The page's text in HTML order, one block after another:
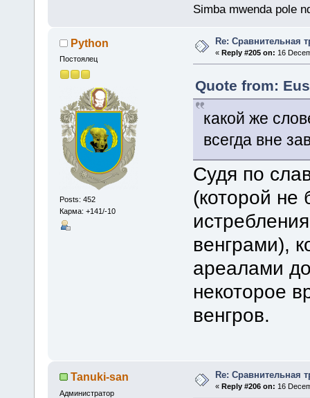
Simba mwenda pole
Python
Постоялец
Posts: 452
Карма: +141/-10
Re: Сравнительная
«Reply #205 on: 16
Quote from:
какой же
всегда вне
Судя по
(которой не
венграми),
ареалами
некоторое
венгров.
Tanuki-san
Администратор
Re: Сравнительная
«Reply #206 on: 16